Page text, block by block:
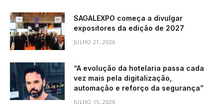
SAGALEXPO começa a divulgar
expositores da edição de 2027
JULHO 21, 2026
“A evolução da hotelaria passa cada
vez mais pela digitalização,
automação e reforço da segurança”
JULHO 15, 2026